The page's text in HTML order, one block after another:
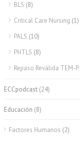
BLS (8)
Critical Care Nursing (1)
PALS (10)
PHTLS (8)
Repaso Reválida TEM-P
ECCpodcast (24)
Educación (8)
Factores Humanos (2)